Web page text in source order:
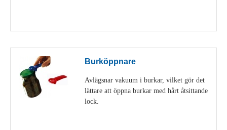
Burköppnare
Avlägsnar vakuum i burkar, vilket gör det
lättare att öppna burkar med hårt åtsittande
lock.